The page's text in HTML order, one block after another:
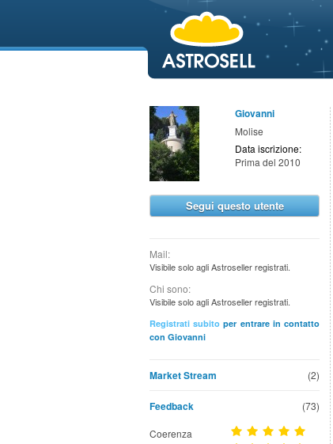
Giovanni
Molise
Data iscrizione:
Prima del 2010
Segui questo utente
Mail:
Visibile solo agli Astroseller registrati.
Chi sono:
Visibile solo agli Astroseller registrati.
Registrati subito per entrare in contatto
con Giovanni
(2)
Market Stream
Feedback (73)
Coerenza